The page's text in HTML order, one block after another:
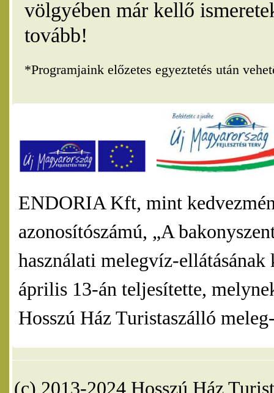
völgyében már kellő
tovább!
*Programjaink előzetes egyeztetés után
ENDORIA Kft, mint
azonosítószámú, „A
használati melegvíz-
április 13-án teljesítette,
Hosszú Ház Turistaszálló
(c) 2013-2024 Hosszú Ház